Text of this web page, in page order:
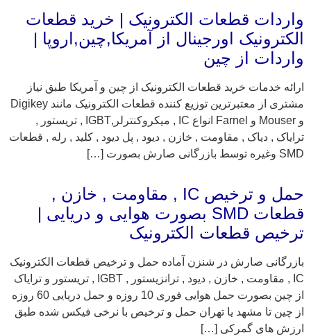
واردات قطعات الکترونیک | خرید قطعات
الکترونیک اورجینال از آمریکا,چین,اروپا |
واردات از چین
ارائه خدمات خرید قطعات الکترونیک از چین و آمریکا طبق نیاز
مشتری از معتبرترین توزیع کننده قطعات الکترونیک مانند Digikey
و Mouser و Farnel انواع IC , میکروکنترلر,IGBT , تریستور ,
ترایاک , دیاک , مقاومت , خازن , دیود , پل دیود , کلید , رله , قطعات
SMD وغیره توسط بازرگانی صارش بصورت […]
حمل و ترخیص IC , مقاومت , خازن ,
قطعات SMD بصورت هوایی و دریایی |
ترخیص قطعات الکترونیک
بازرگانی صارش در شنزن آماده حمل و ترخیص قطعات الکترونیک
IC , مقاومت , خازن , دیود , ترانزیستور , IGBT , تریستور و ترایاک
از چین بصورت حمل هوایی فوری 10 روزه و حمل دریایی 60 روزه
از چین تا مشهد یا تهران حمل و ترخیص با نرخی فیکس شده طبق
ارزش های گمرکی […]